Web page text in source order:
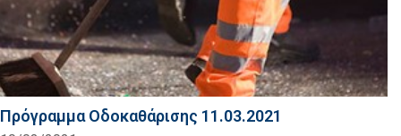
Πρόγραμμα Οδοκαθάρισης 11.03.2021